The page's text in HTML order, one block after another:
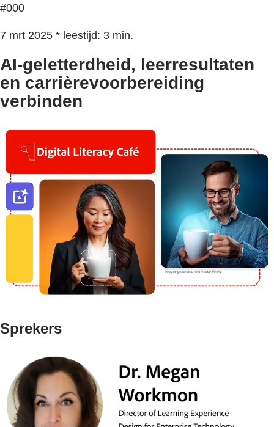
#000
7 mrt 2025 * leestijd: 3 min.
AI-geletterdheid, leerresultaten
en carrièrevoorbereiding
verbinden
Sprekers